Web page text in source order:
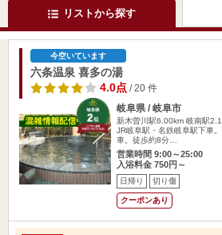
リストから探す
今空いています
六条温泉 喜多の湯
4.0点/ 20 件
岐阜県 / 岐阜市
新木曽川駅6.00km 岐南駅
JR岐阜駅・名鉄岐阜駅下車
車。徒歩約8分…
営業時間 9:00～25:00
入浴料金 750円～
日帰り 切り傷
クーポンあり